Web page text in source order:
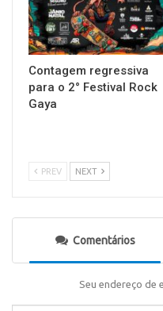
Contagem regressiva
para o 2° Festival Rock
Gaya
PREV NEXT
Comentários
Seu endereço de